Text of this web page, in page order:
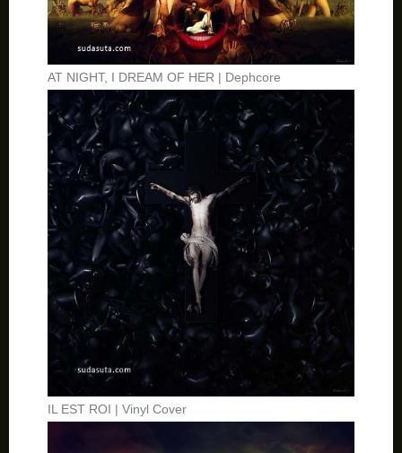
AT NIGHT, I DREAM OF HER | Dephcore
IL EST ROI | Vinyl Cover